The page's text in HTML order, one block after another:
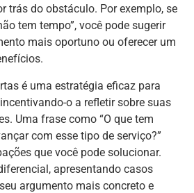
trás do obstáculo. Por exemplo, se
tem tempo”, você pode sugerir
mais oportuno ou oferecer um
é uma estratégia eficaz para
o a refletir sobre suas
Uma frase como “O que tem
com esse tipo de serviço?”
que você pode solucionar.
apresentando casos
argumento mais concreto e